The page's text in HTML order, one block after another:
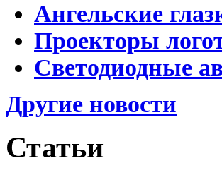
Ангельские
Проекторы
Светодиодные
Другие новости
Статьи